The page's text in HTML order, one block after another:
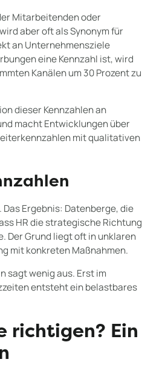
Mitarbeitenden oder
aber oft als Synonym für
an Unternehmensziele
eine Kennzahl ist, wird
Kanälen um 30 Prozent zu
dieser Kennzahlen an
macht Entwicklungen über
mit qualitativen
Ergebnis: Datenberge, die
HR die strategische Richtung
Der Grund liegt oft in unklaren
mit konkreten Maßnahmen.
sagt wenig aus. Erst im
entsteht ein belastbares
richtigen? Ein